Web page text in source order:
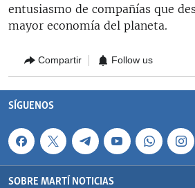
entusiasmo de compañías que
mayor economía del planeta.
Compartir Follow us
SÍGUENOS
SOBRE MARTÍ NOTICIAS